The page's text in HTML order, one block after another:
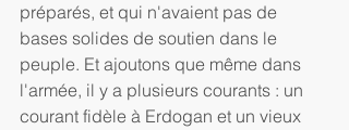
préparés, et qui n'avaient pas de
bases solides de soutien dans le
peuple. Et ajoutons que même dans
l'armée, il y a plusieurs courants : un
courant fidèle à Erdogan et un vieux